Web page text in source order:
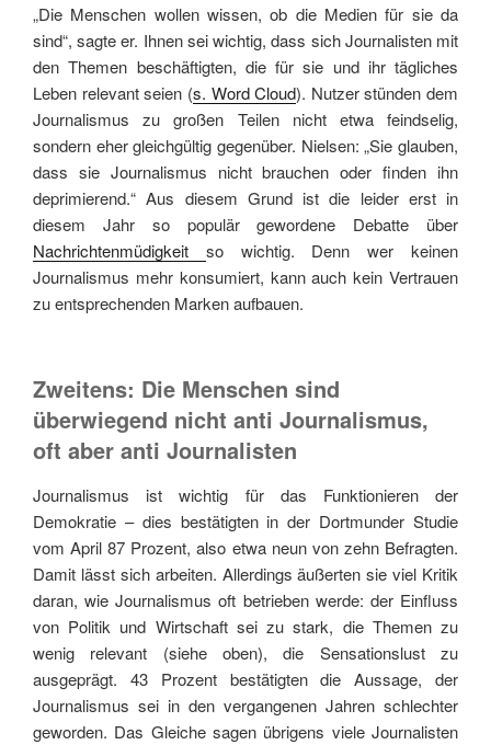
„Die Menschen wollen wissen, ob die Medien für sie da
sind“, sagte er. Ihnen sei wichtig, dass sich Journalisten mit
den Themen beschäftigten, die für sie und ihr tägliches
Leben relevant seien (s. Word Cloud). Nutzer stünden dem
Journalismus zu großen Teilen nicht etwa feindselig,
sondern eher gleichgültig gegenüber. Nielsen: „Sie glauben,
dass sie Journalismus nicht brauchen oder finden ihn
deprimierend.“ Aus diesem Grund ist die leider erst in
diesem Jahr so populär gewordene Debatte über
Nachrichtenmüdigkeit so wichtig. Denn wer keinen
Journalismus mehr konsumiert, kann auch kein Vertrauen
zu entsprechenden Marken aufbauen.
Zweitens: Die Menschen sind
überwiegend nicht anti Journalismus,
oft aber anti Journalisten
Journalismus ist wichtig für das Funktionieren der
Demokratie – dies bestätigten in der Dortmunder Studie
vom April 87 Prozent, also etwa neun von zehn Befragten.
Damit lässt sich arbeiten. Allerdings äußerten sie viel Kritik
daran, wie Journalismus oft betrieben werde: der Einfluss
von Politik und Wirtschaft sei zu stark, die Themen zu
wenig relevant (siehe oben), die Sensationslust zu
ausgeprägt. 43 Prozent bestätigten die Aussage, der
Journalismus sei in den vergangenen Jahren schlechter
geworden. Das Gleiche sagen übrigens viele Journalisten